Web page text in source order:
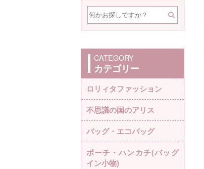
CATEGORY
カテゴリー
ロリィタファッション
不思議の国のアリス
バッグ・エコバッグ
ポーチ・ハンカチ(バッグ
イン小物)